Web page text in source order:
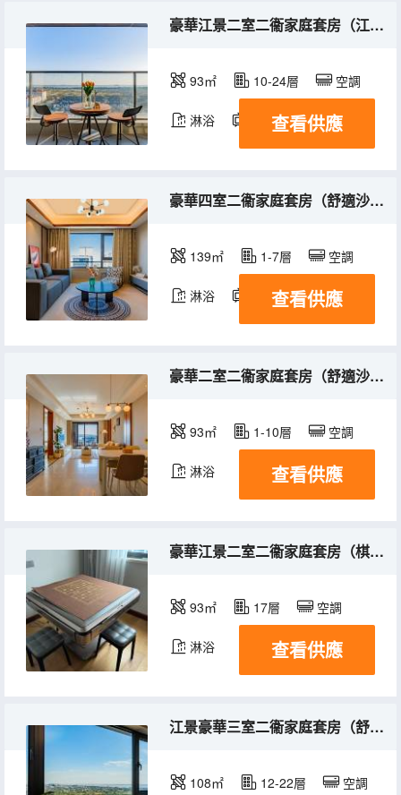
豪華江景二室二衞家庭套房（江景陽台+舒適沙發客廳）
93㎡ 10-24層 空調
淋浴 電視機
查看供應
豪華四室二衞家庭套房（舒適沙發客廳+寬景陽台）
139㎡ 1-7層 空調
淋浴 電視機
查看供應
豪華二室二衞家庭套房（舒適沙發客廳+休閒陽台）
93㎡ 1-10層 空調
淋浴 查看供應
豪華江景二室二衞家庭套房（棋牌麻將+一線江景）
93㎡ 17層 空調
淋浴 查看供應
江景豪華三室二衞家庭套房（舒適沙發客廳+觀景陽台）
108㎡ 12-22層 空調